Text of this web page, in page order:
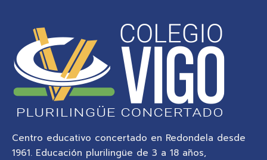
Centro educativo concertado en Redondela desde
1961. Educación plurilingüe de 3 a 18 años,